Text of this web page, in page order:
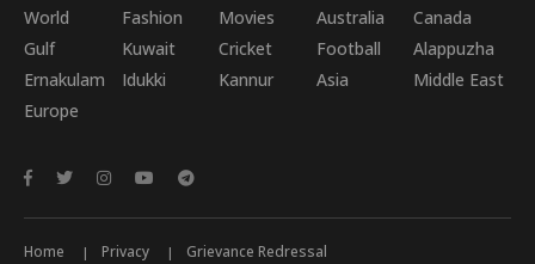
World
Fashion
Movies Australia
Canada
Gulf
Kuwait Cricket Football
Alappuzha
Ernakulam
Idukki Kannur Asia
Middle East
Europe
Home Privacy Grievance Redressal